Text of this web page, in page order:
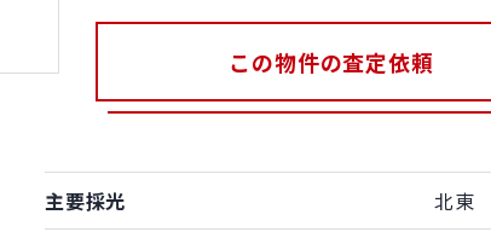
この物件の査定依頼
主要採光
北東